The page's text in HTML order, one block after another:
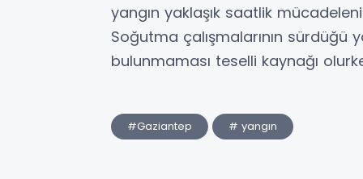
yangın yaklaşık saatlik
Soğutma çalışmalarının
bulunmaması teselli kaynağı
#Gaziantep # yangın